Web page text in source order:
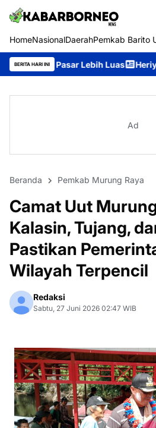
HomeNasionalDaerahPemkab Barito
BERITA HARI INI
Luas Heriyus Resmikan
Ad
Beranda Pemkab Murung Raya
Camat Uut
Kalasin, Tujang,
Pastikan
Wilayah Terpencil
Redaksi
Sabtu, 27 Juni 2026 02:47 WIB